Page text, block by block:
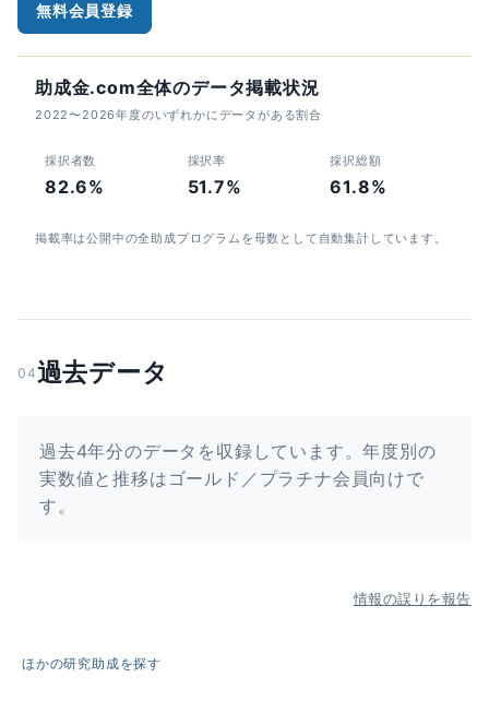
無料会員登録
助成金.com全体のデータ掲載状況
2022〜2026年度のいずれかにデータがある割合
採択者数
82.6%
採択率
51.7%
採択総額
61.8%
掲載率は公開中の全助成プログラムを母数として自動集計しています。
04過去データ
過去4年分のデータを収録しています。年度別の
実数値と推移はゴールド／プラチナ会員向けで
す。
情報の誤りを報告
ほかの研究助成を探す